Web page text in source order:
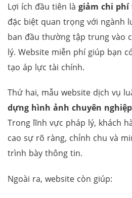
Lợi ích đầu tiên là giảm chi
đặc biệt quan trọng với ngành
ban đầu thường tập trung vào
lý. Website miễn phí giúp bạn
tạo áp lực tài chính.
Thứ hai, mẫu website dịch vụ
dựng hình ảnh chuyên
Trong lĩnh vực pháp lý, khách
cao sự rõ ràng, chỉnh chu và
trình bày thông tin.
Ngoài ra, website còn giúp: